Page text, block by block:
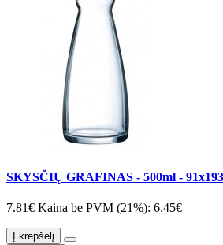
SKYSČIŲ GRAFINAS - 500ml -
7.81€ Kaina be PVM (21%): 6.45€
Į krepšelį